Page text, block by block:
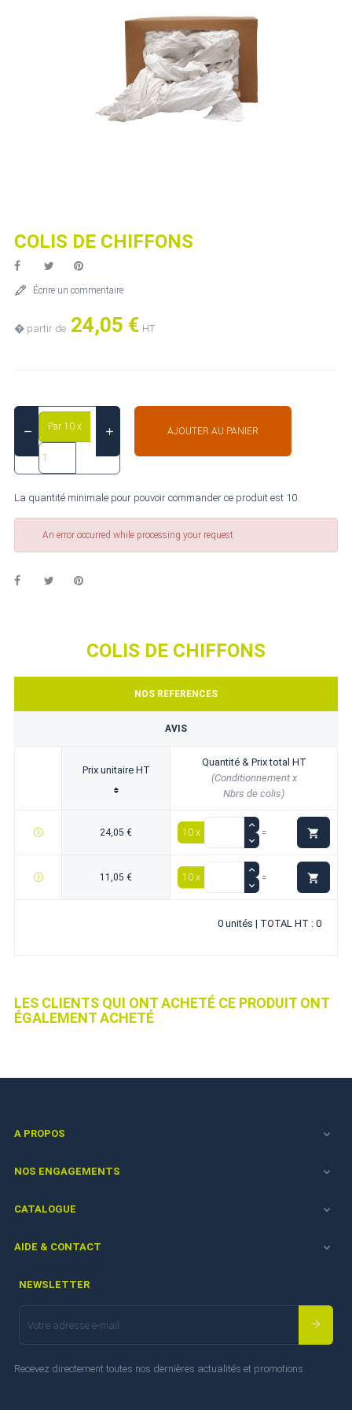
COLIS DE CHIFFONS
Écrire un commentaire
� partir de 24,05 € HT
Par 10 x AJOUTER AU PANIER
La quantité minimale pour pouvoir commander ce produit est 10.
An error occurred while processing your request
COLIS DE CHIFFONS
NOS REFERENCES
AVIS
Prix unitaire HT
Quantité & Prix total HT
(Conditionnement x
Nbrs de colis)
24,05 € 10 x = 
11,05 € 10 x = 
0 unités | TOTAL HT : 0
LES CLIENTS QUI ONT ACHETÉ CE PRODUIT ONT
ÉGALEMENT ACHETÉ
A PROPOS 
NOS ENGAGEMENTS 
CATALOGUE 
AIDE & CONTACT 
NEWSLETTER
Recevez directement toutes nos dernières actualités et promotions.